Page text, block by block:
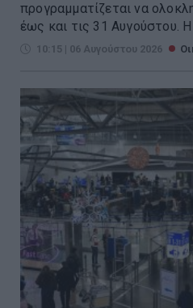
προγραμματίζεται να
έως και τις 31 Αυγούστου. Η
10:15 | 06 Αυγούστου 2026